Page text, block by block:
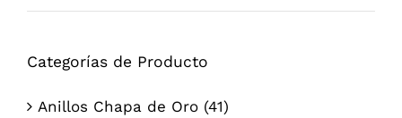
Categorías de Producto
Anillos Chapa de Oro (41)